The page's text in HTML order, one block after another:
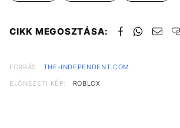
CIKK MEGOSZTÁSA:
FORRÁS
THE-INDEPENDENT.COM
ELŐNÉZETI KÉP:
ROBLOX